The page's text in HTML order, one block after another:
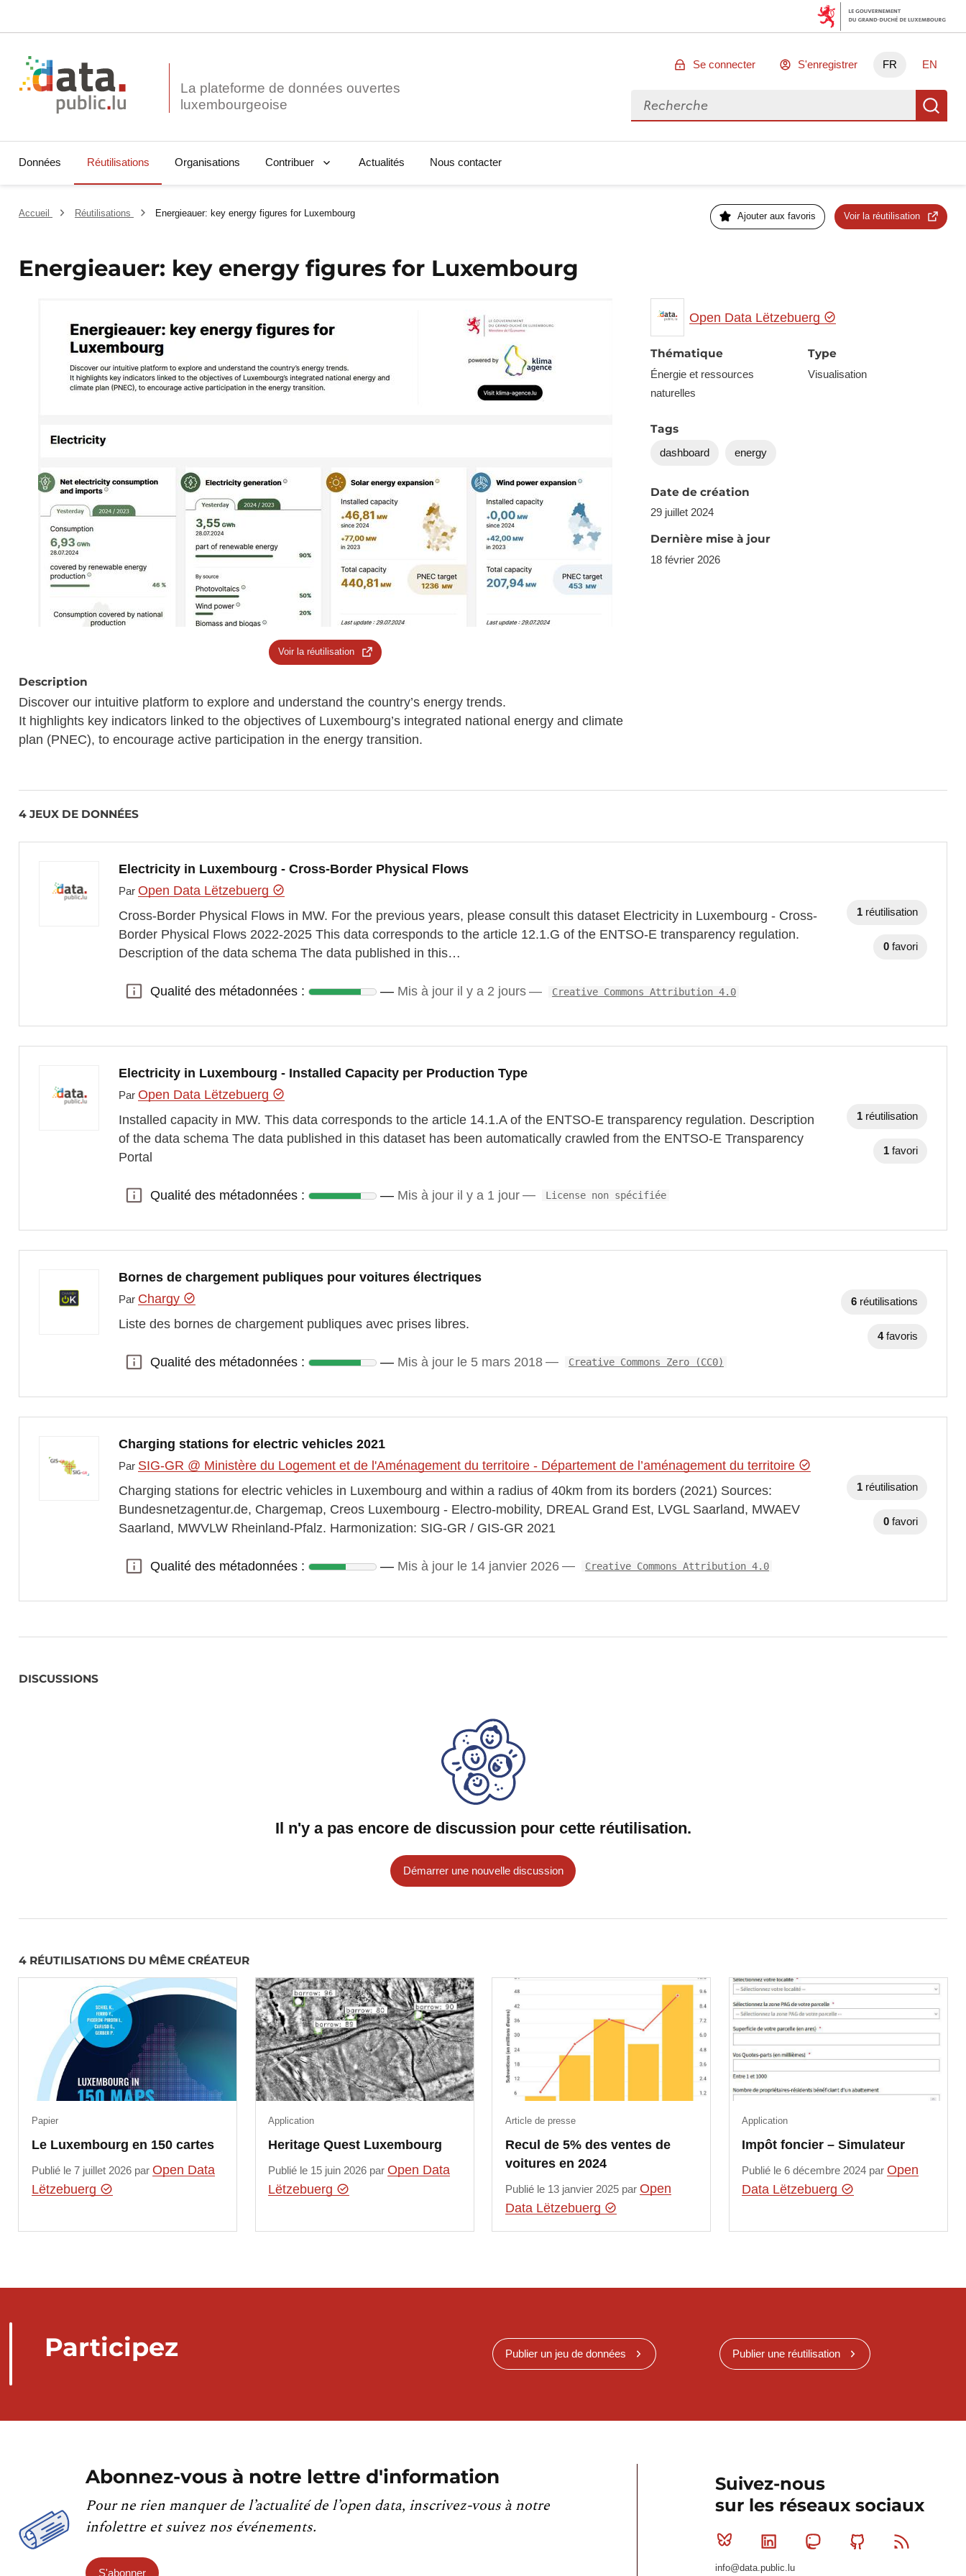
La plateforme de données ouvertes
Se connecter S'enregistrer FR EN
Rechercher des données
Données Réutilisations Organisations Contribuer Actualités Nous contacter
Accueil Réutilisations Energieauer: key energy figures for Luxembourg Ajouter aux favoris Voir la réutilisation
Energieauer: key energy figures for Luxembourg
Voir la réutilisation
Description
Discover our intuitive platform to explore and understand the country’s energy trends.
It highlights key indicators linked to the objectives of Luxembourg’s integrated national energy and climate
plan (PNEC), to encourage active participation in the energy transition.
Open Data Lëtzebuerg
Thématique
Énergie et ressources
naturelles
Type
Visualisation
Tags
dashboard energy
Date de création
29 juillet 2024
Dernière mise à jour
18 février 2026
4 JEUX DE DONNÉES
Electricity in Luxembourg - Cross-Border Physical Flows
Par Open Data Lëtzebuerg
Cross-Border Physical Flows in MW. For the previous years, please consult this dataset Electricity in Luxembourg - Cross-
Border Physical Flows 2022-2025 This data corresponds to the article 12.1.G of the ENTSO-E transparency regulation.
Description of the data schema The data published in this…
Qualité des métadonnées :
Qualité des métadonnées : Mis à jour il y a 2 jours Creative Commons Attribution 4.0
1 réutilisation
0 favori
Electricity in Luxembourg - Installed Capacity per Production Type
Par Open Data Lëtzebuerg
Installed capacity in MW. This data corresponds to the article 14.1.A of the ENTSO-E transparency regulation. Description
of the data schema The data published in this dataset has been automatically crawled from the ENTSO-E Transparency
Portal
Qualité des métadonnées :
Qualité des métadonnées : Mis à jour il y a 1 jour License non spécifiée
1 réutilisation
1 favori
Bornes de chargement publiques pour voitures électriques
Par Chargy
Liste des bornes de chargement publiques avec prises libres.
Qualité des métadonnées :
Qualité des métadonnées : Mis à jour le 5 mars 2018 Creative Commons Zero (CC0)
6 réutilisations
4 favoris
Charging stations for electric vehicles 2021
Par SIG-GR @ Ministère du Logement et de l'Aménagement du territoire - Département de l’aménagement du territoire
Charging stations for electric vehicles in Luxembourg and within a radius of 40km from its borders (2021) Sources:
Bundesnetzagentur.de, Chargemap, Creos Luxembourg - Electro-mobility, DREAL Grand Est, LVGL Saarland, MWAEV
Saarland, MWVLW Rheinland-Pfalz. Harmonization: SIG-GR / GIS-GR 2021
Qualité des métadonnées :
Qualité des métadonnées : Mis à jour le 14 janvier 2026 Creative Commons Attribution 4.0
1 réutilisation
0 favori
DISCUSSIONS
Il n'y a pas encore de discussion pour cette réutilisation.
Démarrer une nouvelle discussion
4 RÉUTILISATIONS DU MÊME CRÉATEUR
Le Luxembourg en 150 cartes
Papier
Publié le 7 juillet 2026 par Open Data
Lëtzebuerg
Heritage Quest Luxembourg
Application
Publié le 15 juin 2026 parOpen Data
Lëtzebuerg
Recul de 5% des ventes de
voitures en 2024
Article de presse
Publié le 13 janvier 2025 par Open
Data Lëtzebuerg
Impôt foncier – Simulateur
Application
Publié le 6 décembre 2024 parOpen
Data Lëtzebuerg
Participez Publier un jeu de données Publier une réutilisation
Abonnez-vous à notre lettre d'information
Pour ne rien manquer de l’actualité de l’open data, inscrivez-vous à notre
infolettre et suivez nos événements.
S'abonner
Suivez-nous
sur les réseaux sociaux
Bluesky Linkedin MastodonGithub
info@data.public.lu